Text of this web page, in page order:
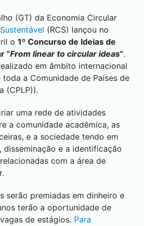
(GT) da Economia Circular
(RCS) lançou no
o 1º Concurso de Ideias de
“From linear to circular ideas”.
em âmbito internacional
a Comunidade de Países de
(CPLP)).
uma rede de atividades
a comunidade acadêmica, as
e a sociedade tendo em
disseminação e a identificação
com a área de
serão premiadas em dinheiro e
terão a oportunidade de
de estágios. Para